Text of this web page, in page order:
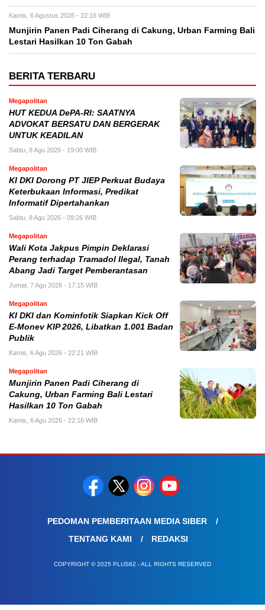
Kamis, 6 Agustus 2026 - 22:16 WIB
Munjirin Panen Padi Ciherang di Cakung, Urban Farming Bali
Lestari Hasilkan 10 Ton Gabah
BERITA TERBARU
Megapolitan
HUT KEDUA DePA-RI: SAATNYA
ADVOKAT BERSATU DAN BERGERAK
UNTUK KEADILAN
Sabtu, 8 Agu 2026 - 19:00 WIB
Megapolitan
KI DKI Dorong PT JIEP Perkuat Budaya
Keterbukaan Informasi, Predikat
Informatif Dipertahankan
Sabtu, 8 Agu 2026 - 09:26 WIB
Megapolitan
Wali Kota Jakpus Pimpin Deklarasi
Perang terhadap Tramadol Ilegal, Tanah
Abang Jadi Target Pemberantasan
Jumat, 7 Agu 2026 - 17:15 WIB
Megapolitan
KI DKI dan Kominfotik Siapkan Kick Off
E-Monev KIP 2026, Libatkan 1.001 Badan
Publik
Kamis, 6 Agu 2026 - 22:21 WIB
Megapolitan
Munjirin Panen Padi Ciherang di
Cakung, Urban Farming Bali Lestari
Hasilkan 10 Ton Gabah
Kamis, 6 Agu 2026 - 22:16 WIB
PEDOMAN PEMBERITAAN MEDIA SIBER
TENTANG KAMI
REDAKSI
COPYRIGHT © 2025 PLUS62 - ALL RIGHTS RESERVED